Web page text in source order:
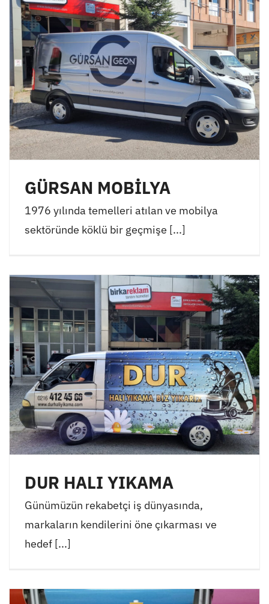
GÜRSAN MOBİLYA
1976 yılında temelleri atılan ve mobilya
sektöründe köklü bir geçmişe [...]
DUR HALI YIKAMA
Günümüzün rekabetçi iş dünyasında,
markaların kendilerini öne çıkarması ve
hedef [...]